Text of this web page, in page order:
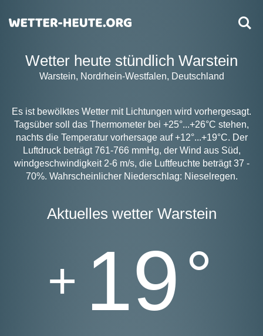
Wetter heute stündlich Warstein
Warstein, Nordrhein-Westfalen, Deutschland
Es ist bewölktes Wetter mit Lichtungen wird vorhergesagt.
Tagsüber soll das Thermometer bei +25°...+26°C stehen,
nachts die Temperatur vorhersage auf +12°...+19°C. Der
Luftdruck beträgt 761-766 mmHg, der Wind aus Süd,
windgeschwindigkeit 2-6 m/s, die Luftfeuchte beträgt 37 -
70%. Wahrscheinlicher Niederschlag: Nieselregen.
Aktuelles wetter Warstein
+ 19°